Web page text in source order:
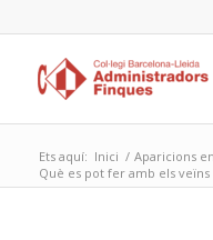
Ets aquí: Inici / Aparicions
Què es pot fer amb els veïns